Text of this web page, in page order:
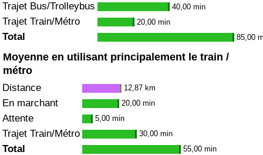
Trajet Bus/Trolleybus 40,00 min
Trajet Train/Métro 20,00 min
Total 85,00
Moyenne en utilisant principalement le train /
métro
Distance 12,87 km
En marchant 20,00 min
Attente 5,00 min
Trajet Train/Métro 30,00 min
Total 55,00 min